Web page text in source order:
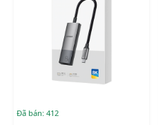
Đã bán: 412